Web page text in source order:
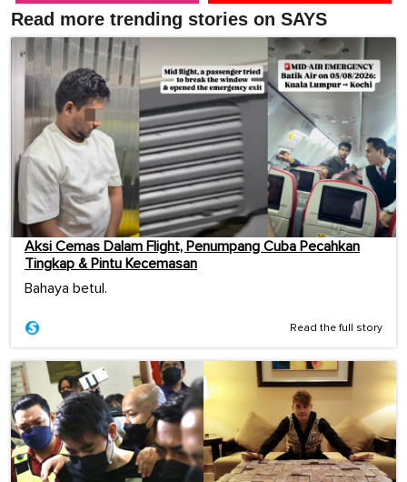
Read more trending stories on SAYS
Aksi Cemas Dalam Flight, Penumpang Cuba Pecahkan
Tingkap & Pintu Kecemasan
Bahaya betul.
Read the full story